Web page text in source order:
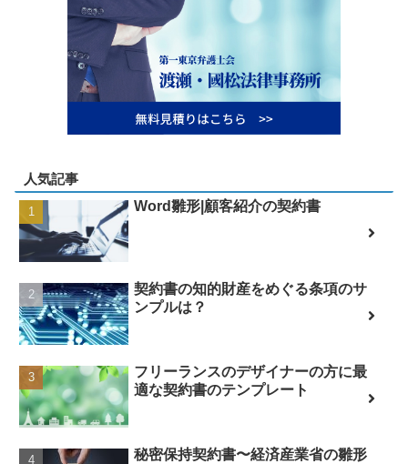
人気記事
Word雛形|顧客紹介の契約書
契約書の知的財産をめぐる条項のサ
ンプルは？
フリーランスのデザイナーの方に最
適な契約書のテンプレート
秘密保持契約書〜経済産業省の雛形